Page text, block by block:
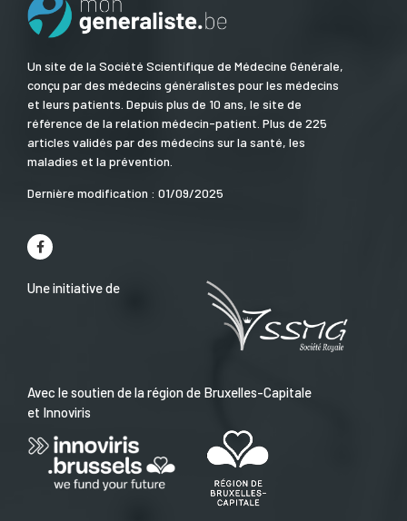
Un site de la Société Scientifique de Médecine Générale,
conçu par des médecins généralistes pour les médecins
et leurs patients. Depuis plus de 10 ans, le site de
référence de la relation médecin-patient. Plus de 225
articles validés par des médecins sur la santé, les
maladies et la prévention.
Dernière modification : 01/09/2025
Une initiative de
Avec le soutien de la région de Bruxelles-Capitale
et Innoviris